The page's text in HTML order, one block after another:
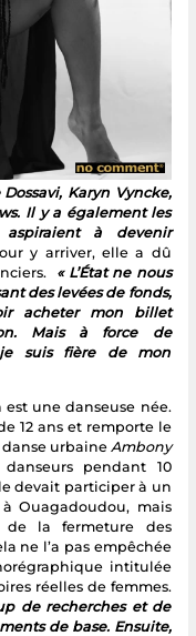
Karyn Vyncke,
Il y a également les
à devenir
y arriver, elle a dû
« L’État ne nous
des levées de fonds,
acheter mon billet
Mais à force de
suis fière de mon
une danseuse née.
12 ans et remporte le
urbaine Ambony
pendant 10
devait participer à un
Ouagadoudou, mais
la fermeture des
ne l’a pas empêchée
intitulée
réelles de femmes.
de recherches et de
de base. Ensuite,